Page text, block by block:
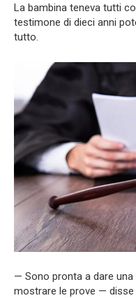
La bambina teneva tutti
testimone di dieci anni
tutto.
— Sono pronta a dare
mostrare le prove —